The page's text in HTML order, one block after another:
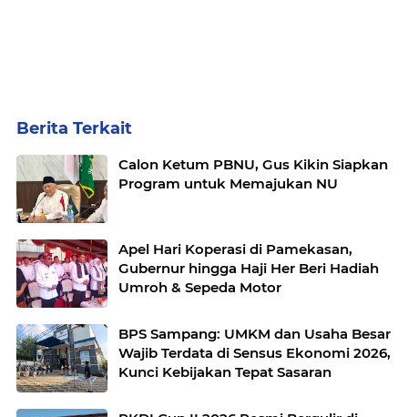
Berita Terkait
Calon Ketum PBNU, Gus Kikin Siapkan
Program untuk Memajukan NU
Apel Hari Koperasi di Pamekasan,
Gubernur hingga Haji Her Beri Hadiah
Umroh & Sepeda Motor
BPS Sampang: UMKM dan Usaha Besar
Wajib Terdata di Sensus Ekonomi 2026,
Kunci Kebijakan Tepat Sasaran